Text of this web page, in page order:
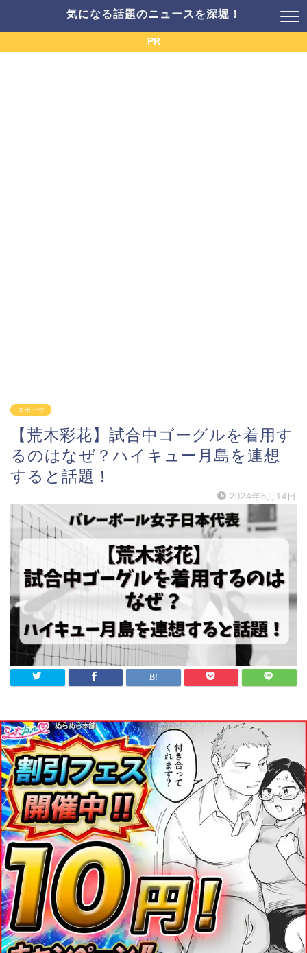
気になる話題のニュースを深堀！
PR
スポーツ
【荒木彩花】試合中ゴーグルを着用す
るのはなぜ？ハイキュー月島を連想
すると話題！
2024年6月14日